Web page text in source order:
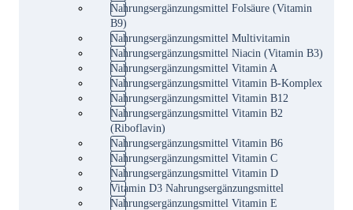
Nahrungsergänzungsmittel Folsäure (Vitamin
B9)
Nahrungsergänzungsmittel Multivitamin
Nahrungsergänzungsmittel Niacin (Vitamin B3)
Nahrungsergänzungsmittel Vitamin A
Nahrungsergänzungsmittel Vitamin B-Komplex
Nahrungsergänzungsmittel Vitamin B12
Nahrungsergänzungsmittel Vitamin B2
(Riboflavin)
Nahrungsergänzungsmittel Vitamin B6
Nahrungsergänzungsmittel Vitamin C
Nahrungsergänzungsmittel Vitamin D
Vitamin D3 Nahrungsergänzungsmittel
Nahrungsergänzungsmittel Vitamin E